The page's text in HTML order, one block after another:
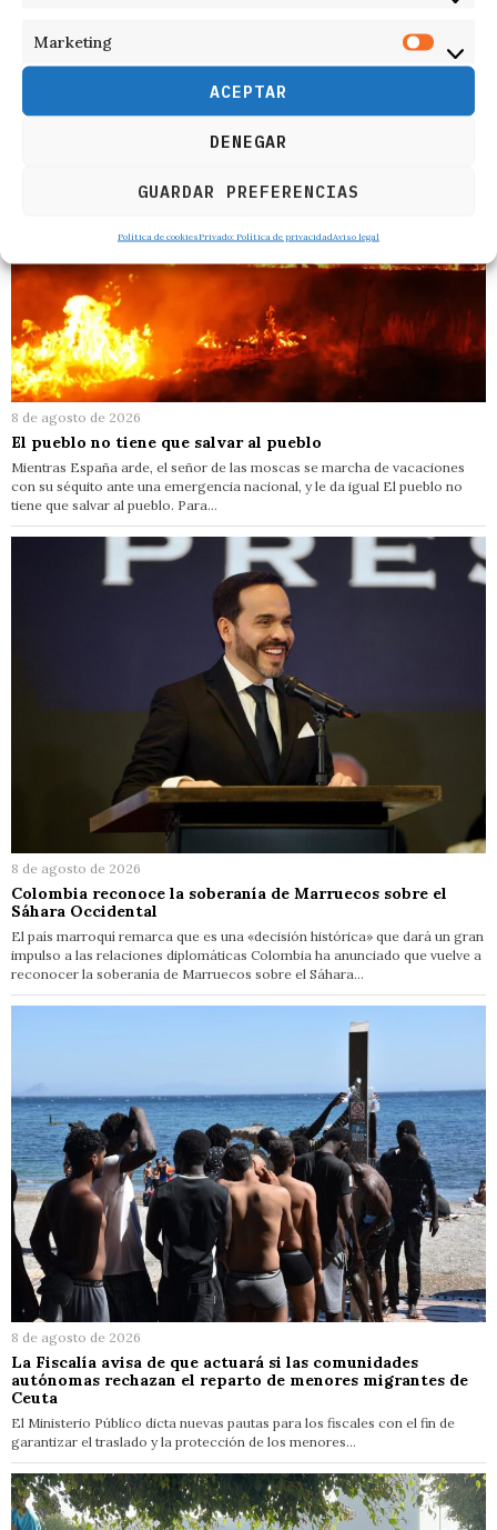
Marketing
ACEPTAR
DENEGAR
GUARDAR PREFERENCIAS
Política de cookiesPrivado: Política de privacidadAviso legal
RELACIONADOS
8 de agosto de 2026
El pueblo no tiene que salvar al pueblo
Mientras España arde, el señor de las moscas se marcha de vacaciones
con su séquito ante una emergencia nacional, y le da igual El pueblo no
tiene que salvar al pueblo. Para…
8 de agosto de 2026
Colombia reconoce la soberanía de Marruecos sobre el
Sáhara Occidental
El país marroquí remarca que es una «decisión histórica» que dará un gran
impulso a las relaciones diplomáticas Colombia ha anunciado que vuelve a
reconocer la soberanía de Marruecos sobre el Sáhara…
8 de agosto de 2026
La Fiscalía avisa de que actuará si las comunidades
autónomas rechazan el reparto de menores migrantes de
Ceuta
El Ministerio Público dicta nuevas pautas para los fiscales con el fin de
garantizar el traslado y la protección de los menores…